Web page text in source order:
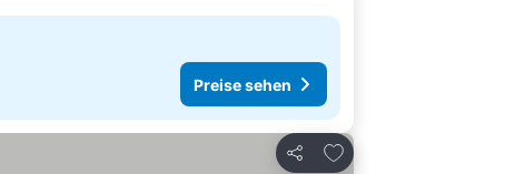
Preise sehen
Teilen
Zu Favoriten hinzufügen